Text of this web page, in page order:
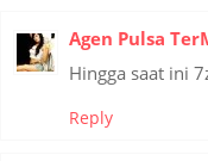
Agen Pulsa
Hingga saat ini
Reply